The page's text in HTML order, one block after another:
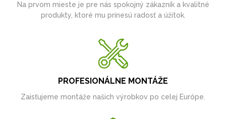
Na prvom mieste je pre nás spokojný zákazník a kvalitné
produkty, ktoré mu prinesú radosť a úžitok.
PROFESIONÁLNE MONTÁŽE
Zaisťujeme montáže našich výrobkov po celej Európe.